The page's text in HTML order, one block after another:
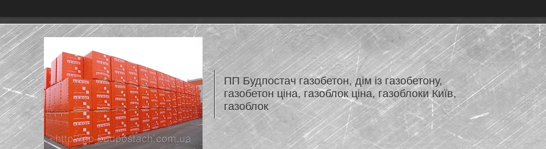
ПП Будпостач газобетон, дім із газобетону,
газобетон ціна, газоблок ціна, газоблоки Київ,
газоблок